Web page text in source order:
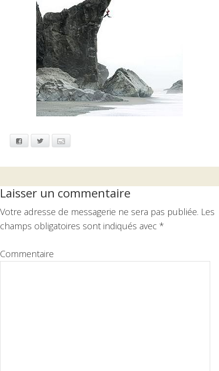
Facebook Twitter
Interactions
du
lecteur
Laisser un commentaire
Votre adresse de messagerie ne sera pas publiée. Les
champs obligatoires sont indiqués avec *
Commentaire